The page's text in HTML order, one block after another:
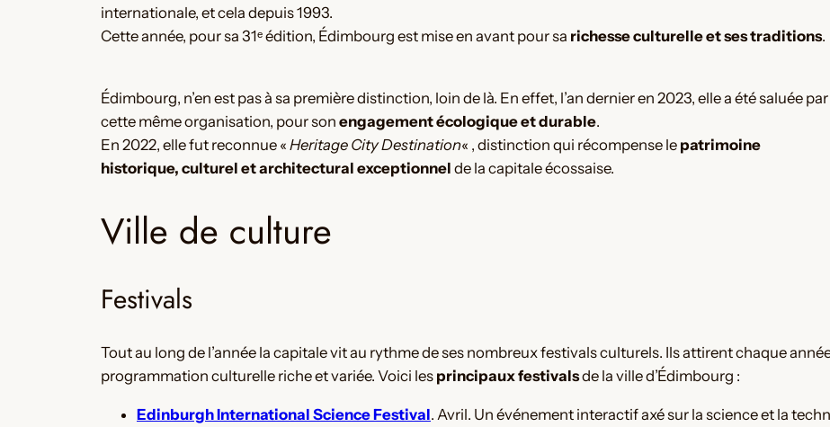
internationale, et cela depuis 1993.
Cette année, pour sa 31ᵉ édition, Édimbourg est mise en avant pour sa richesse culturelle et ses traditions.
Édimbourg, n’en est pas à sa première distinction, loin de là. En effet, l’an dernier en 2023, elle a été saluée par
cette même organisation, pour son engagement écologique et durable.
En 2022, elle fut reconnue « Heritage City Destination« , distinction qui récompense le patrimoine
historique, culturel et architectural exceptionnel de la capitale écossaise.
Ville de culture
Festivals
Tout au long de l’année la capitale vit au rythme de ses nombreux festivals culturels. Ils attirent chaque
programmation culturelle riche et variée. Voici les principaux festivalsde la ville d’Édimbourg :
Edinburgh International Science Festival. Avril. Un événement interactif axé sur la science et la